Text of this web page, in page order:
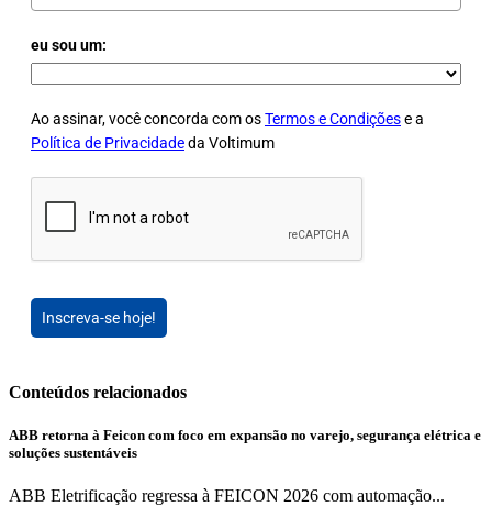
eu sou um:
Ao assinar, você concorda com osTermos e Condiçõese a
Política de Privacidadeda Voltimum
Inscreva-se hoje!
Conteúdos relacionados
ABB retorna à Feicon com foco em expansão no varejo, segurança elétrica e
soluções sustentáveis
ABB Eletrificação regressa à FEICON 2026 com automação...